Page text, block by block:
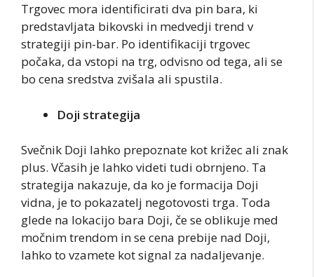
Trgovec mora identificirati dva pin bara, ki
predstavljata bikovski in medvedji trend v
strategiji pin-bar. Po identifikaciji trgovec
počaka, da vstopi na trg, odvisno od tega, ali se
bo cena sredstva zvišala ali spustila.
Doji strategija
Svečnik Doji lahko prepoznate kot križec ali znak
plus. Včasih je lahko videti tudi obrnjeno. Ta
strategija nakazuje, da ko je formacija Doji
vidna, je to pokazatelj negotovosti trga. Toda
glede na lokacijo bara Doji, če se oblikuje med
močnim trendom in se cena prebije nad Doji,
lahko to vzamete kot signal za nadaljevanje.